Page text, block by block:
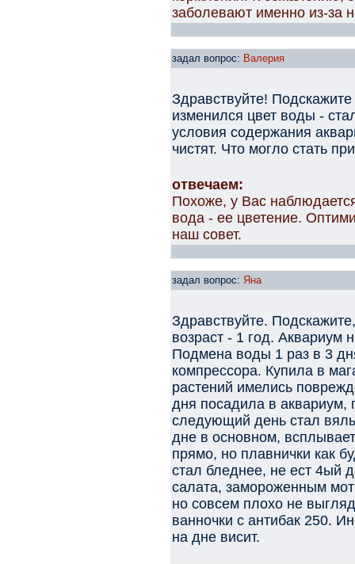
заболевают именно из-за
задал вопрос: Валерия
Здравствуйте!
изменился цвет воды -
условия содержания
чистят. Что могло стать
отвечаем:
Похоже, у Вас
вода - ее цветение.
наш совет.
задал вопрос: Яна
Здравствуйте.
возраст - 1 год. Аквариум
Подмена воды 1 раз в 3
компрессора. Купила в
растений имелись
дня посадила в аквариум,
следующий день стал
дне в основном,
прямо, но плавнички как
стал бледнее, не ест 4ый
салата, замороженным
но совсем плохо не
ванночки с антибак 250.
на дне висит.